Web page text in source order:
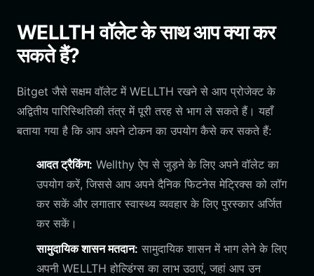
WELLTH वॉलेट के साथ आप क्या कर
सकते हैं?
Bitget जैसे सक्षम वॉलेट में WELLTH रखने से आप प्रोजेक्ट के
अद्वितीय पारिस्थितिकी तंत्र में पूरी तरह से भाग ले सकते हैं। यहाँ
बताया गया है कि आप अपने टोकन का उपयोग कैसे कर सकते हैं:
आदत ट्रैकिंग: Wellthy ऐप से जुड़ने के लिए अपने वॉलेट का
उपयोग करें, जिससे आप अपने दैनिक फिटनेस मेट्रिक्स को लॉग
कर सकें और लगातार स्वास्थ्य व्यवहार के लिए पुरस्कार अर्जित
कर सकें।
सामुदायिक शासन मतदान: सामुदायिक शासन में भाग लेने के लिए
अपनी WELLTH होल्डिंग्स का लाभ उठाएं, जहां आप उन